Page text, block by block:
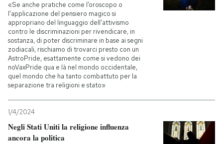
«Se anche pratiche come l’oroscopo o
l’applicazione del pensiero magico si
appropriano del linguaggio dell’attivismo
contro le discriminazioni per rivendicare, in
sostanza, di poter discriminare in base ai segni
zodiacali, rischiamo di trovarci presto con un
AstroPride, esattamente come si vedono dei
noVaxPride qua e là nel mondo occidentale,
quel mondo che ha tanto combattuto per la
separazione tra religioni e stato»
1/4/2024
Negli Stati Uniti la religione influenza
ancora la politica